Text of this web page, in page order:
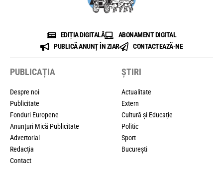
EDIȚIA DIGITALĂ
ABONAMENT DIGITAL
PUBLICĂ ANUNȚ ÎN ZIAR
CONTACTEAZĂ-NE
PUBLICAȚIA
Despre noi
Publicitate
Fonduri Europene
Anunțuri Mică Publicitate
Advertorial
Redacția
Contact
ȘTIRI
Actualitate
Extern
Cultură și Educație
Politic
Sport
București